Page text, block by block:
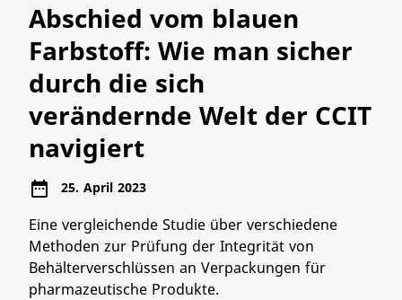
Abschied vom blauen
Farbstoff: Wie man sicher
durch die sich
verändernde Welt der CCIT
navigiert
date_range 25. April 2023
Eine vergleichende Studie über verschiedene
Methoden zur Prüfung der Integrität von
Behälterverschlüssen an Verpackungen für
pharmazeutische Produkte.